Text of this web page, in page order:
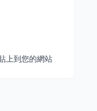
上到您的網站